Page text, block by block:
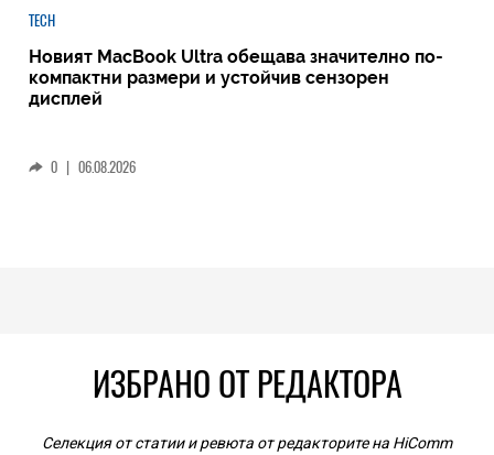
TECH
Новият MacBook Ultra обещава значително по-
компактни размери и устойчив сензорен
дисплей
0 | 06.08.2026
ИЗБРАНО ОТ РЕДАКТОРА
Селекция от статии и ревюта от редакторите на HiComm